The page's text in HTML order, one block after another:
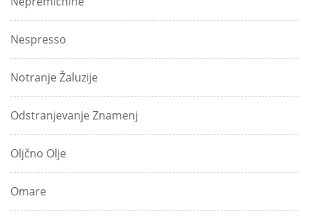
Nespresso
Notranje Žaluzije
Odstranjevanje Znamenj
Oljčno Olje
Omare